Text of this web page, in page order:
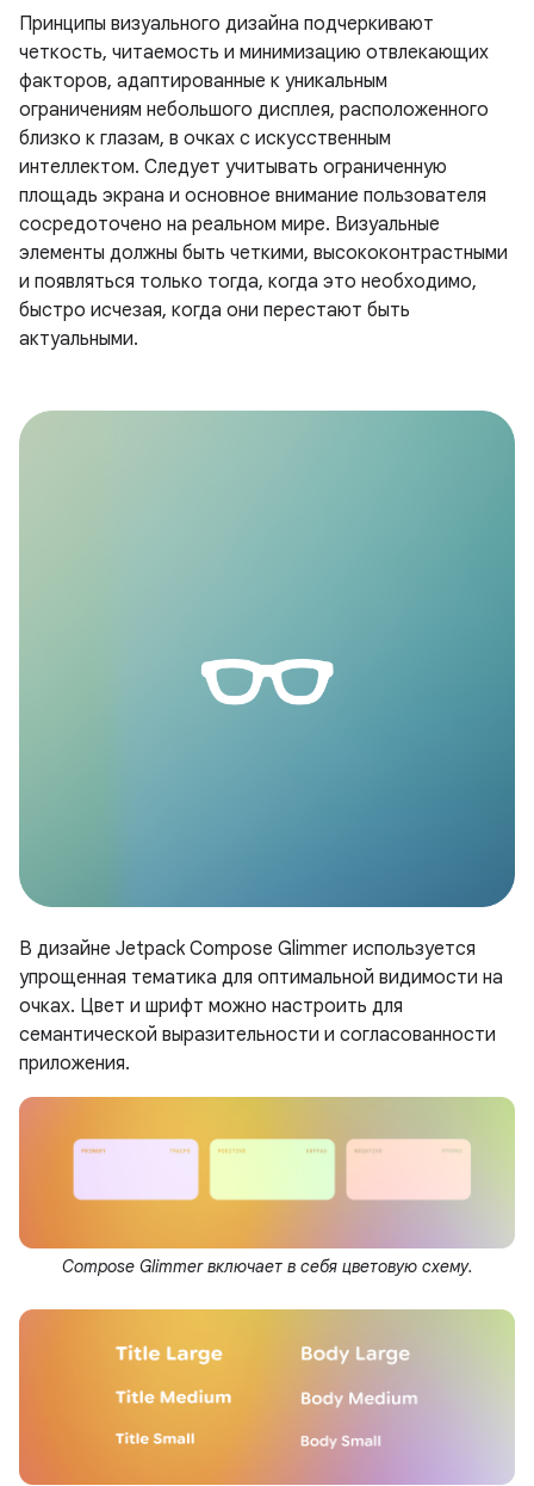
Принципы визуального дизайна подчеркивают
четкость, читаемость и минимизацию отвлекающих
факторов, адаптированные к уникальным
ограничениям небольшого дисплея, расположенного
близко к глазам, в очках с искусственным
интеллектом. Следует учитывать ограниченную
площадь экрана и основное внимание пользователя
сосредоточено на реальном мире. Визуальные
элементы должны быть четкими, высококонтрастными
и появляться только тогда, когда это необходимо,
быстро исчезая, когда они перестают быть
актуальными.
В дизайне Jetpack Compose Glimmer используется
упрощенная тематика для оптимальной видимости на
очках. Цвет и шрифт можно настроить для
семантической выразительности и согласованности
приложения.
Compose Glimmer включает в себя цветовую схему.